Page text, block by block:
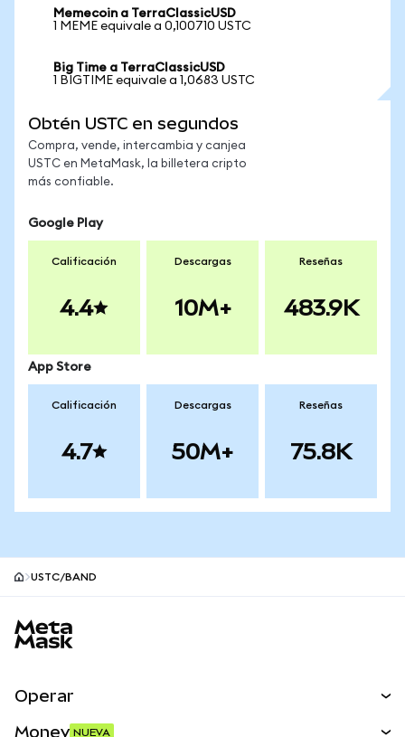
Memecoin a TerraClassicUSD
1 MEME equivale a 0,100710 USTC
Big Time a TerraClassicUSD
1 BIGTIME equivale a 1,0683 USTC
Obtén USTC en segundos
Compra, vende, intercambia y canjea
USTC en MetaMask, la billetera cripto
más confiable.
Google Play
Calificación
4.4
Descargas
10M+
Reseñas
483.9K
App Store
Calificación
4.7
Descargas
50M+
Reseñas
75.8K
USTC/BAND
Operar
Money NUEVA